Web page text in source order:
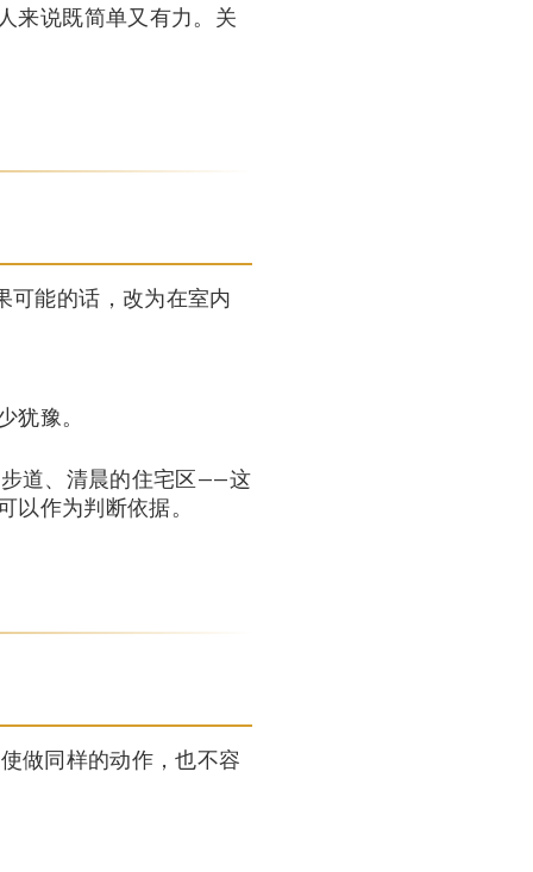
来说既简单又有力。关
可能的话，改为在室内
犹豫。
道、清晨的住宅区——这
作为判断依据。
做同样的动作，也不容